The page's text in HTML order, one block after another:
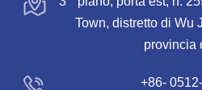
Town, distretto di Wu
provincia
+86-